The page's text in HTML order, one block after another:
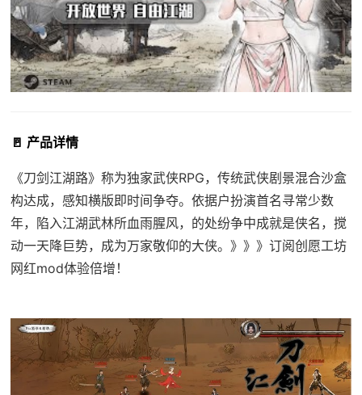
🚪 产品详情
《刀剑江湖路》称为独家武侠RPG，传统武侠剧景混合沙盒
构达成，感知横版即时间争夺。依据户扮演首名寻常少数
年，陷入江湖武林所血雨腥风，的处纷争中成就是侠名，搅
动一天降巨势，成为万家敬仰的大侠。》》》订阅创愿工坊
网红mod体验倍增！